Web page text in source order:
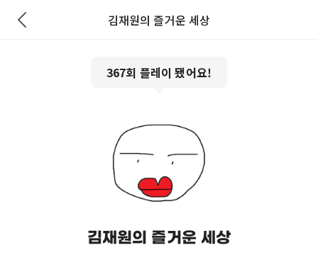
김재원의 즐거운 세상
367회 플레이 됐어요!
김재원의 즐거운 세상